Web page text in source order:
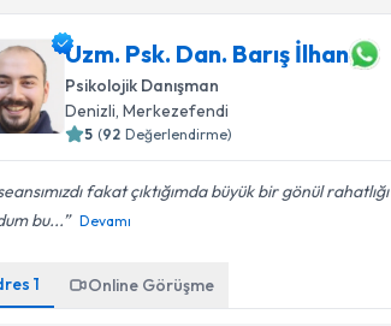
Uzm. Psk. Dan. Barış İlhan
Psikolojik Danışman
Denizli , Merkezefendi
5 (92 Değerlendirme)
fakat çıktığımda büyük bir gönül rahatlığı
bu...
Devamı
1 Online Görüşme